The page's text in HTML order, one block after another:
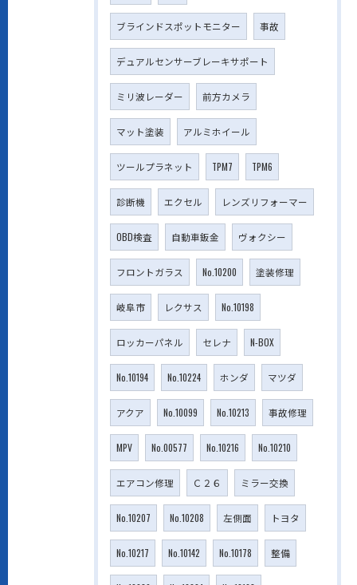
ブラインドスポットモニター 事故
デュアルセンサーブレーキサポート
ミリ波レーダー 前方カメラ
マット塗装 アルミホイール
ツールプラネット TPM7 TPM6
診断機 エクセル レンズリフォーマー
OBD検査 自動車鈑金 ヴォクシー
フロントガラス No.10200 塗装修理
岐阜市 レクサス No.10198
ロッカーパネル セレナ N-BOX
No.10194 No.10224 ホンダ マツダ
アクア No.10099 No.10213 事故修理
MPV No.00577 No.10216 No.10210
エアコン修理 Ｃ２６ ミラー交換
No.10207 No.10208 左側面 トヨタ
No.10217 No.10142 No.10178 整備